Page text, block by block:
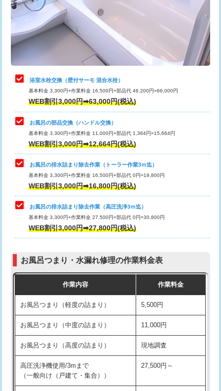
桝清掃 8,800円
止水・漏水調査・防水処理・清掃・修
理・調整・分解・加工など（軽作業）
止水・漏水調査・防水処理・清掃・修
理・調整・分解・加工など（中作業）
22,000円
止水・漏水調査・防水処理・清掃・修
理・調整・分解・加工など（重作業）
33,000円
トイレタンク脱着
トイレ便器脱着
タンクレストイレ脱着 33,000円
小便器トイレ脱着
その他部品の脱着 8,800円～
交換・取付（タンク）
交換・取付（普通便座） 11,000円+材料費
交換・取付（温水洗浄便座） 16,500円+材料費
交換・取付(単水栓（壁付・デッキ
式）)
13,200円+材料費
交換・取付(混合水栓（壁付・デッキ
式・ワンホール）)
16,500円+材料費
交換・取付(排水栓・排水トラップ
（P/S/ポップアップ））
22,000円+材料費
浴室水栓交換（壁付サーモ 混合水栓）
基本料金 3,300円+作業料金 16,500円+部品代 46,200円=66,000円
WEB割引3,000円➡63,000円(税込)
お風呂の部品交換（ハンドル交換）
基本料金 3,300円+作業料金 11,000円+部品代 1,364円=15,664円
WEB割引3,000円➡12,664円(税込)
お風呂の排水詰まり除去作業（トーラー作業3ｍ迄）
基本料金 3,300円+作業料金 16,500円+部品代 0円=19,800円
WEB割引3,000円➡16,800円(税込)
お風呂の排水詰まり除去作業（高圧洗浄3ｍ迄）
基本料金 3,300円+作業料金 27,500円+部品代 0円=30,800円
WEB割引3,000円➡27,800円(税込)
お風呂つまり・水漏れ修理の作業料金表
作業内容 作業料金
お風呂つまり（軽度の詰まり） 5,500円
お風呂つまり（中度の詰まり） 11,000円
お風呂つまり（高度の詰まり） 現地調査
高圧洗浄機使用/3mまで
（一般向け（戸建て・集合））
27,500円～